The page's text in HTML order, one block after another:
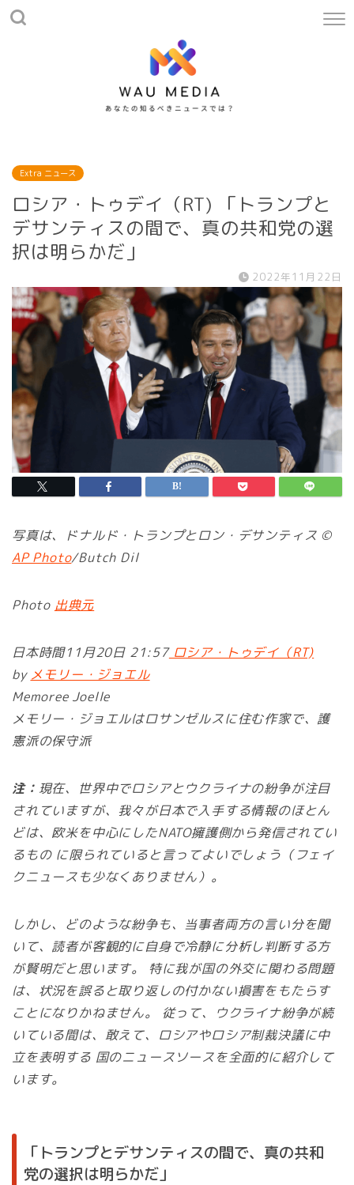
Extra ニュース
ロシア・トゥデイ（RT) 「トランプと
デサンティスの間で、真の共和党の選
択は明らかだ」
2022年11月22日
写真は、ドナルド・トランプとロン・デサンティス ©
AP Photo/Butch Dil
Photo 出典元
日本時間11月20日 21:57ロシア・トゥデイ（RT)
by メモリー・ジョエル
Memoree Joelle
メモリー・ジョエルはロサンゼルスに住む作家で、護
憲派の保守派
注： 現在、世界中でロシアとウクライナの紛争が注目
されていますが、我々が日本で入手する情報のほとん
どは、欧米を中心にしたNATO擁護側から発信されてい
るもの に限られていると言ってよいでしょう（フェイ
クニュースも少なくありません）。
しかし、どのような紛争も、当事者両方の言い分を聞
いて、読者が客観的に自身で冷静に分析し判断する方
が賢明だと思います。 特に我が国の外交に関わる問題
は、状況を誤ると取り返しの付かない損害をもたらす
ことになりかねません。 従って、ウクライナ紛争が続
いている間は、敢えて、ロシアやロシア制裁決議に中
立を表明する 国のニュースソースを全面的に紹介して
います。
「トランプとデサンティスの間で、真の共和
党の選択は明らかだ」